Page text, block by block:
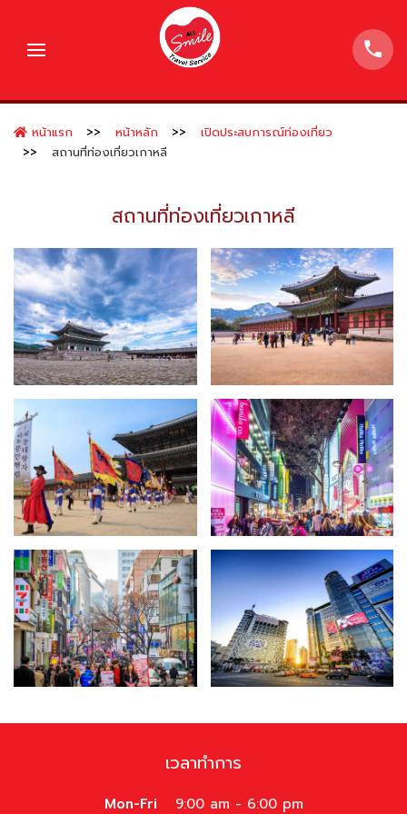
หน้าแรก หน้าหลัก
เปิดประสบการณ์ท่องเที่ยว
สถานที่ท่องเที่ยวเกาหลี
สถานที่ท่องเที่ยวเกาหลี
เวลาทำการ
Mon-Fri 9:00 am - 6:00 pm